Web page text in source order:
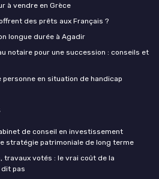
à vendre en Grèce
des prêts aux Français ?
longue durée à Agadir
notaire pour une succession : conseils et
en situation de handicap
de conseil en investissement
stratégie patrimoniale de long terme
travaux votés : le vrai coût de la
pas